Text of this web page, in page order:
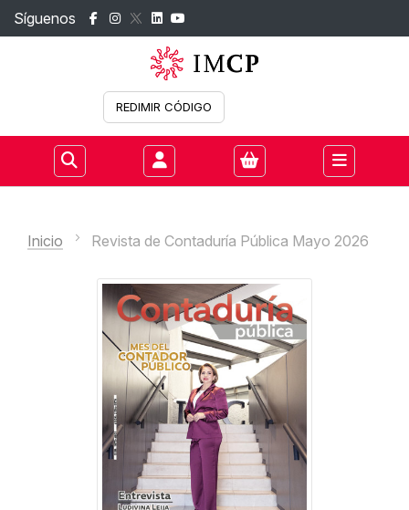
Síguenos
REDIMIR CÓDIGO
Inicio Revista de Contaduría Pública Mayo 2026